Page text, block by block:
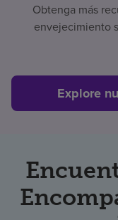
Obtenga más
envejecimiento
Explore